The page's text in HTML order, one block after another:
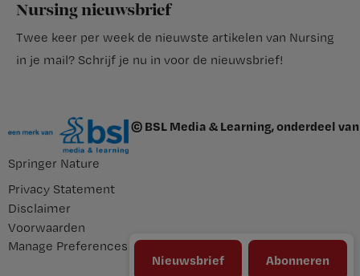
Nieuwsbrief Abonneren
Nursing nieuwsbrief
Twee keer per week de nieuwste artikelen van Nursing
in je mail? Schrijf je nu in voor de nieuwsbrief!
© BSL Media & Learning, onderdeel van
Springer Nature
Privacy Statement
Disclaimer
Voorwaarden
Manage Preferences